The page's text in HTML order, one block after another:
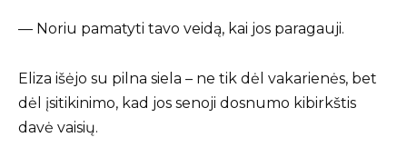
— Noriu pamatyti tavo veidą, kai jos paragauji.
Eliza išėjo su pilna siela – ne tik dėl vakarienės, bet
dėl įsitikinimo, kad jos senoji dosnumo kibirkštis
davė vaisių.